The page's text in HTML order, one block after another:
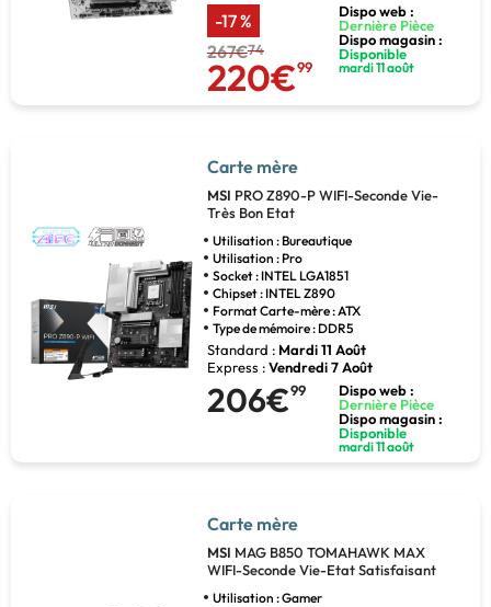
-17 %
267€74
220€99
Dispo web :
Dernière Pièce
Dispo magasin :
Disponible
mardi 11 août
Carte mère
MSI PRO Z890-P WIFI-Seconde Vie-
Très Bon Etat
Utilisation : Bureautique
Utilisation : Pro
Socket : INTEL LGA1851
Chipset : INTEL Z890
Format Carte-mère : ATX
Type de mémoire : DDR5
Standard : Mardi 11 Août
Express :Vendredi 7 Août
206€99
Dispo web :
Dernière Pièce
Dispo magasin :
Disponible
mardi 11 août
Carte mère
MSI MAG B850 TOMAHAWK MAX
WIFI-Seconde Vie-Etat Satisfaisant
Utilisation : Gamer